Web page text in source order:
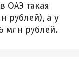
ОАЭ такая
рублей), а у
млн рублей.